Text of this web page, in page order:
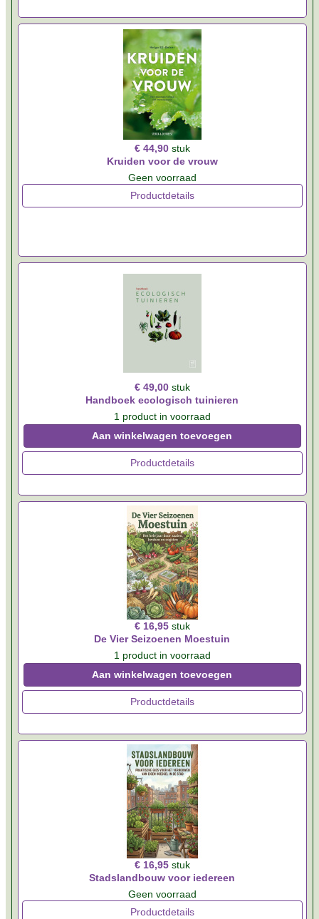
€ 44,90 stuk
Kruiden voor de vrouw
Geen voorraad
Productdetails
€ 49,00 stuk
Handboek ecologisch tuinieren
1 product in voorraad
Aan winkelwagen toevoegen
Productdetails
€ 16,95 stuk
De Vier Seizoenen Moestuin
1 product in voorraad
Aan winkelwagen toevoegen
Productdetails
€ 16,95 stuk
Stadslandbouw voor iedereen
Geen voorraad
Productdetails